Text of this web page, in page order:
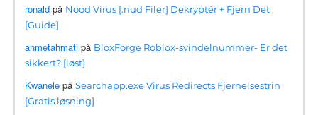
ronald på Nood Virus [.nud Filer] Dekryptér + Fjern Det
[Guide]
ahmetahmati på BloxForge Roblox-svindelnummer- Er det
sikkert? [løst]
Kwanele påSearchapp.exe Virus Redirects Fjernelsestrin
[Gratis løsning]